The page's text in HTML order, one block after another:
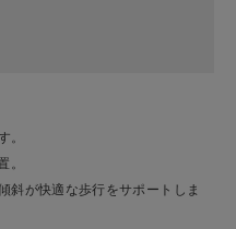
。
。
斜が快適な歩行をサポートしま